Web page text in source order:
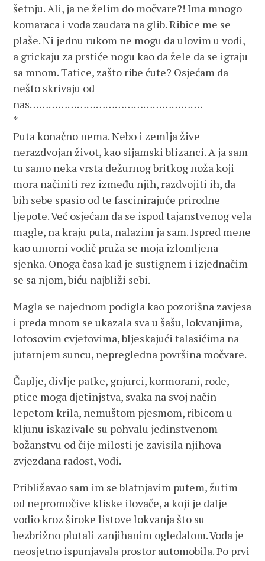
šetnju. Ali, ja ne želim do močvare?! Ima mnogo
komaraca i voda zaudara na glib. Ribice me se
plaše. Ni jednu rukom ne mogu da ulovim u vodi,
a grickaju za prstiće nogu kao da žele da se igraju
sa mnom. Tatice, zašto ribe ćute? Osjećam da
nešto skrivaju od
nas……………………………………………….
*
Puta konačno nema. Nebo i zemlja žive
nerazdvojan život, kao sijamski blizanci. A ja sam
tu samo neka vrsta dežurnog britkog noža koji
mora načiniti rez između njih, razdvojiti ih, da
bih sebe spasio od te fascinirajuće prirodne
ljepote. Već osjećam da se ispod tajanstvenog vela
magle, na kraju puta, nalazim ja sam. Ispred mene
kao umorni vodič pruža se moja izlomljena
sjenka. Onoga časa kad je sustignem i izjednačim
se sa njom, biću najbliži sebi.
Magla se najednom podigla kao pozorišna zavjesa
i preda mnom se ukazala sva u šašu, lokvanjima,
lotosovim cvjetovima, bljeskajući talasićima na
jutarnjem suncu, nepregledna površina močvare.
Čaplje, divlje patke, gnjurci, kormorani, rode,
ptice moga djetinjstva, svaka na svoj način
lepetom krila, nemuštom pjesmom, ribicom u
kljunu iskazivale su pohvalu jedinstvenom
božanstvu od čije milosti je zavisila njihova
zvjezdana radost, Vodi.
Približavao sam im se blatnjavim putem, žutim
od nepromočive kliske ilovače, a koji je dalje
vodio kroz široke listove lokvanja što su
bezbrižno plutali zanjihanim ogledalom. Voda je
neosjetno ispunjavala prostor automobila. Po prvi